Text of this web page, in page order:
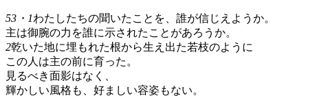
53・1わたしたちの聞いたことを、誰が信じえようか。
主は御腕の力を誰に示されたことがあろうか。
2乾いた地に埋もれた根から生え出た若枝のように
この人は主の前に育った。
見るべき面影はなく、
輝かしい風格も、好ましい容姿もない。